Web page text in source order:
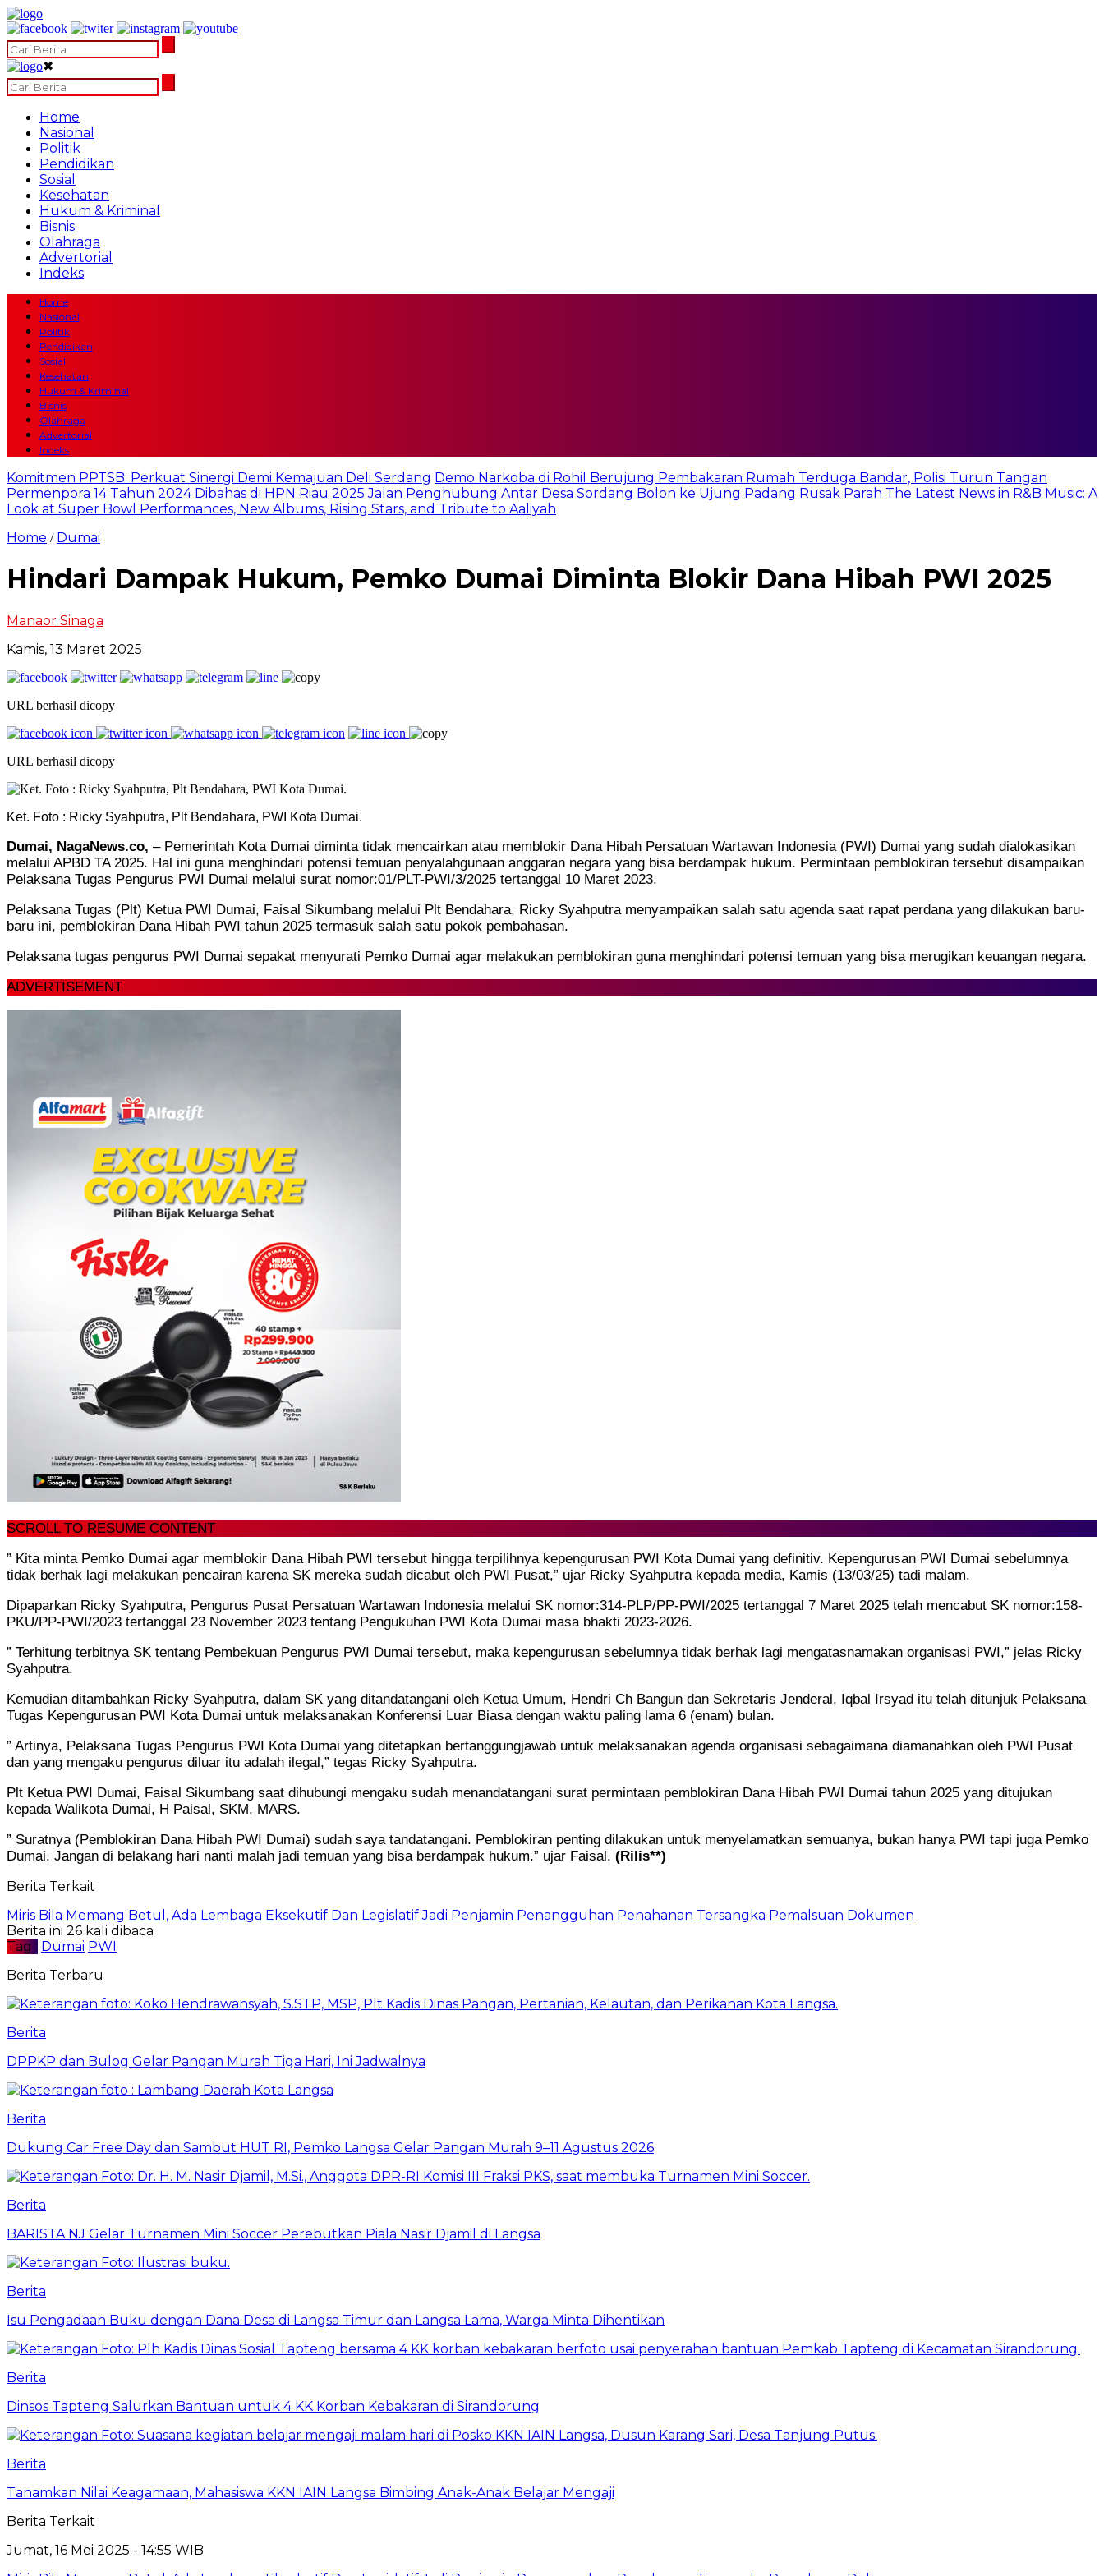
✖
Home
Nasional
Politik
Pendidikan
Sosial
Kesehatan
Hukum & Kriminal
Bisnis
Olahraga
Advertorial
Indeks
Home
Nasional
Politik
Pendidikan
Sosial
Kesehatan
Hukum & Kriminal
Bisnis
Olahraga
Advertorial
Indeks
Komitmen PPTSB: Perkuat Sinergi Demi Kemajuan Deli Serdang Demo Narkoba di Rohil Berujung Pembakaran Rumah Terduga Bandar, Polisi Turun Tangan
Permenpora 14 Tahun 2024 Dibahas di HPN Riau 2025 Jalan Penghubung Antar Desa Sordang Bolon ke Ujung Padang Rusak Parah The Latest News in R&B Music: A
Look at Super Bowl Performances, New Albums, Rising Stars, and Tribute to Aaliyah
Home / Dumai
Hindari Dampak Hukum, Pemko Dumai Diminta Blokir Dana Hibah PWI 2025
Manaor Sinaga
Kamis, 13 Maret 2025
URL berhasil dicopy
URL berhasil dicopy
Ket. Foto : Ricky Syahputra, Plt Bendahara, PWI Kota Dumai.
Dumai, NagaNews.co, – Pemerintah Kota Dumai diminta tidak mencairkan atau memblokir Dana Hibah Persatuan Wartawan Indonesia (PWI) Dumai yang sudah dialokasikan
melalui APBD TA 2025. Hal ini guna menghindari potensi temuan penyalahgunaan anggaran negara yang bisa berdampak hukum. Permintaan pemblokiran tersebut disampaikan
Pelaksana Tugas Pengurus PWI Dumai melalui surat nomor:01/PLT-PWI/3/2025 tertanggal 10 Maret 2023.
Pelaksana Tugas (Plt) Ketua PWI Dumai, Faisal Sikumbang melalui Plt Bendahara, Ricky Syahputra menyampaikan salah satu agenda saat rapat perdana yang dilakukan baru-
baru ini, pemblokiran Dana Hibah PWI tahun 2025 termasuk salah satu pokok pembahasan.
Pelaksana tugas pengurus PWI Dumai sepakat menyurati Pemko Dumai agar melakukan pemblokiran guna menghindari potensi temuan yang bisa merugikan keuangan negara.
ADVERTISEMENT
SCROLL TO RESUME CONTENT
” Kita minta Pemko Dumai agar memblokir Dana Hibah PWI tersebut hingga terpilihnya kepengurusan PWI Kota Dumai yang definitiv. Kepengurusan PWI Dumai sebelumnya
tidak berhak lagi melakukan pencairan karena SK mereka sudah dicabut oleh PWI Pusat,” ujar Ricky Syahputra kepada media, Kamis (13/03/25) tadi malam.
Dipaparkan Ricky Syahputra, Pengurus Pusat Persatuan Wartawan Indonesia melalui SK nomor:314-PLP/PP-PWI/2025 tertanggal 7 Maret 2025 telah mencabut SK nomor:158-
PKU/PP-PWI/2023 tertanggal 23 November 2023 tentang Pengukuhan PWI Kota Dumai masa bhakti 2023-2026.
” Terhitung terbitnya SK tentang Pembekuan Pengurus PWI Dumai tersebut, maka kepengurusan sebelumnya tidak berhak lagi mengatasnamakan organisasi PWI,” jelas Ricky
Syahputra.
Kemudian ditambahkan Ricky Syahputra, dalam SK yang ditandatangani oleh Ketua Umum, Hendri Ch Bangun dan Sekretaris Jenderal, Iqbal Irsyad itu telah ditunjuk Pelaksana
Tugas Kepengurusan PWI Kota Dumai untuk melaksanakan Konferensi Luar Biasa dengan waktu paling lama 6 (enam) bulan.
” Artinya, Pelaksana Tugas Pengurus PWI Kota Dumai yang ditetapkan bertanggungjawab untuk melaksanakan agenda organisasi sebagaimana diamanahkan oleh PWI Pusat
dan yang mengaku pengurus diluar itu adalah ilegal,” tegas Ricky Syahputra.
Plt Ketua PWI Dumai, Faisal Sikumbang saat dihubungi mengaku sudah menandatangani surat permintaan pemblokiran Dana Hibah PWI Dumai tahun 2025 yang ditujukan
kepada Walikota Dumai, H Paisal, SKM, MARS.
” Suratnya (Pemblokiran Dana Hibah PWI Dumai) sudah saya tandatangani. Pemblokiran penting dilakukan untuk menyelamatkan semuanya, bukan hanya PWI tapi juga Pemko
Dumai. Jangan di belakang hari nanti malah jadi temuan yang bisa berdampak hukum.” ujar Faisal. (Rilis**)
Berita Terkait
Miris Bila Memang Betul, Ada Lembaga Eksekutif Dan Legislatif Jadi Penjamin Penangguhan Penahanan Tersangka Pemalsuan Dokumen
Berita ini 26 kali dibaca
Tag : Dumai PWI
Berita Terbaru
Berita
DPPKP dan Bulog Gelar Pangan Murah Tiga Hari, Ini Jadwalnya
Berita
Dukung Car Free Day dan Sambut HUT RI, Pemko Langsa Gelar Pangan Murah 9–11 Agustus 2026
Berita
BARISTA NJ Gelar Turnamen Mini Soccer Perebutkan Piala Nasir Djamil di Langsa
Berita
Isu Pengadaan Buku dengan Dana Desa di Langsa Timur dan Langsa Lama, Warga Minta Dihentikan
Berita
Dinsos Tapteng Salurkan Bantuan untuk 4 KK Korban Kebakaran di Sirandorung
Berita
Tanamkan Nilai Keagamaan, Mahasiswa KKN IAIN Langsa Bimbing Anak-Anak Belajar Mengaji
Berita Terkait
Jumat, 16 Mei 2025 - 14:55 WIB